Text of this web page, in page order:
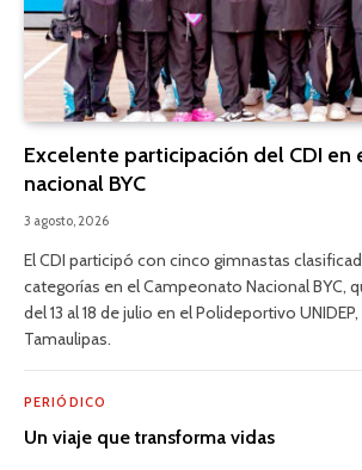
Excelente participación del CDI en
nacional BYC
3 agosto, 2026
El CDI participó con cinco gimnastas
categorías en el Campeonato Nacional BYC,
del 13 al 18 de julio en el Polideportivo
Tamaulipas.
PERIÓDICO
Un viaje que transforma vidas